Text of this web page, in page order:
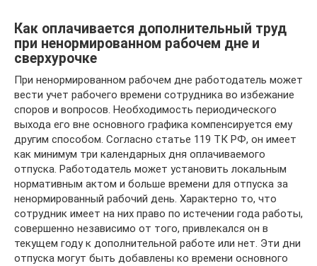
Как оплачивается дополнительный труд
при ненормированном рабочем дне и
сверхурочке
При ненормированном рабочем дне работодатель может
вести учет рабочего времени сотрудника во избежание
споров и вопросов. Необходимость периодического
выхода его вне основного графика компенсируется ему
другим способом. Согласно статье 119 ТК РФ, он имеет
как минимум три календарных дня оплачиваемого
отпуска. Работодатель может установить локальным
нормативным актом и больше времени для отпуска за
ненормированный рабочий день. Характерно то, что
сотрудник имеет на них право по истечении года работы,
совершенно независимо от того, привлекался он в
текущем году к дополнительной работе или нет. Эти дни
отпуска могут быть добавлены ко времени основного